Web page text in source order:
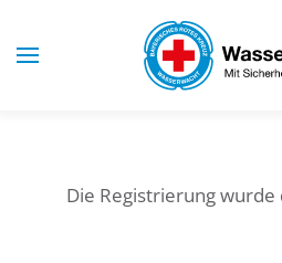
Skip to main content
Die Registrierung